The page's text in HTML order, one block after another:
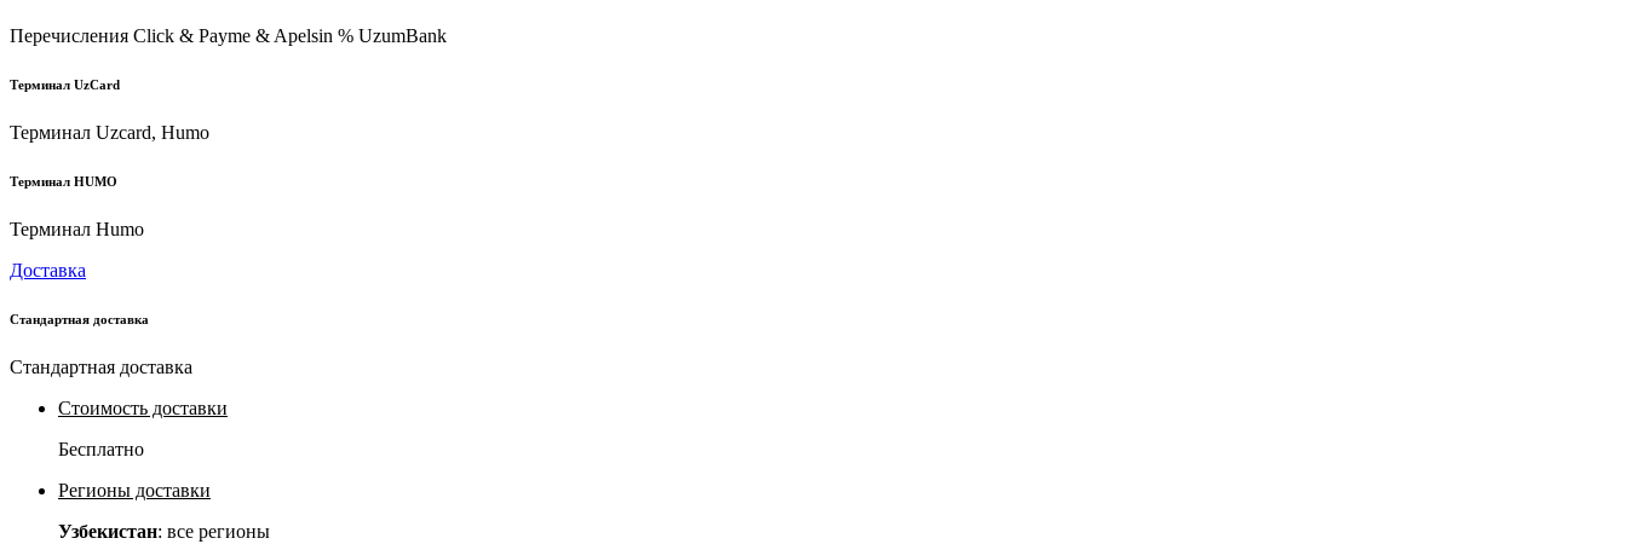
Перечисления Click & Payme & Apelsin % UzumBank
Терминал UzCard
Терминал Uzcard, Humo
Терминал HUMO
Терминал Humo
Доставка
Стандартная доставка
Стандартная доставка
Стоимость доставки
Бесплатно
Регионы доставки
Узбекистан: все регионы